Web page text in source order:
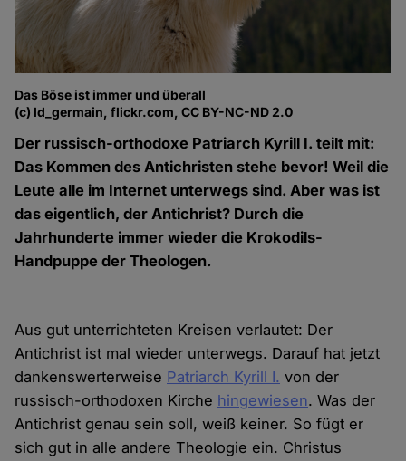
Das Böse ist immer und überall
(c) ld_germain, flickr.com, CC BY-NC-ND 2.0
Der russisch-orthodoxe Patriarch Kyrill I. teilt mit:
Das Kommen des Antichristen stehe bevor! Weil die
Leute alle im Internet unterwegs sind. Aber was ist
das eigentlich, der Antichrist? Durch die
Jahrhunderte immer wieder die Krokodils-
Handpuppe der Theologen.
Aus gut unterrichteten Kreisen verlautet: Der
Antichrist ist mal wieder unterwegs. Darauf hat jetzt
dankenswerterweise Patriarch Kyrill I. von der
russisch-orthodoxen Kirche hingewiesen. Was der
Antichrist genau sein soll, weiß keiner. So fügt er
sich gut in alle andere Theologie ein. Christus